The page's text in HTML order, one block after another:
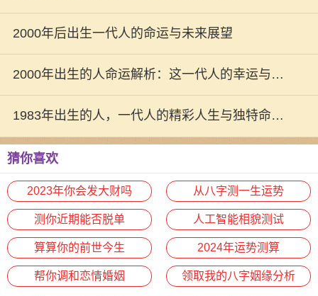
2000年后出生一代人的命运与未来展望
2000年出生的人命运解析：这一代人的幸运与挑
战
1983年出生的人，一代人的精彩人生与独特命运
揭秘
猜你喜欢
2023年你会发大财吗 从八字测一生运势
测你近期能否脱单 人工智能相貌测试
算算你的前世今生 2024年运势测算
帮你调和恋情婚姻 领取我的八字姻缘分析